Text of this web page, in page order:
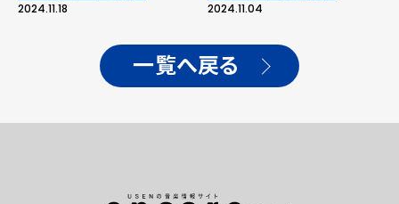
2024.11.18 2024.11.04
一覧へ戻る